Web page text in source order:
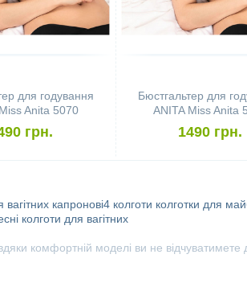
для годування
Anita 5070
70C, чорний)
грн.
Бюстгальтер для
ANITA Miss Anita
(розмір 70D,
1490 грн.
вагітних капронові4 колготи колготки для
колготи для вагітних
комфортній моделі ви не